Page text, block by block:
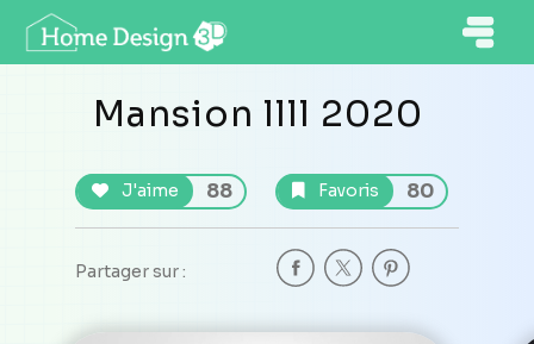
Mansion llll 2020
J'aime 88 Favoris 80
Partager sur :